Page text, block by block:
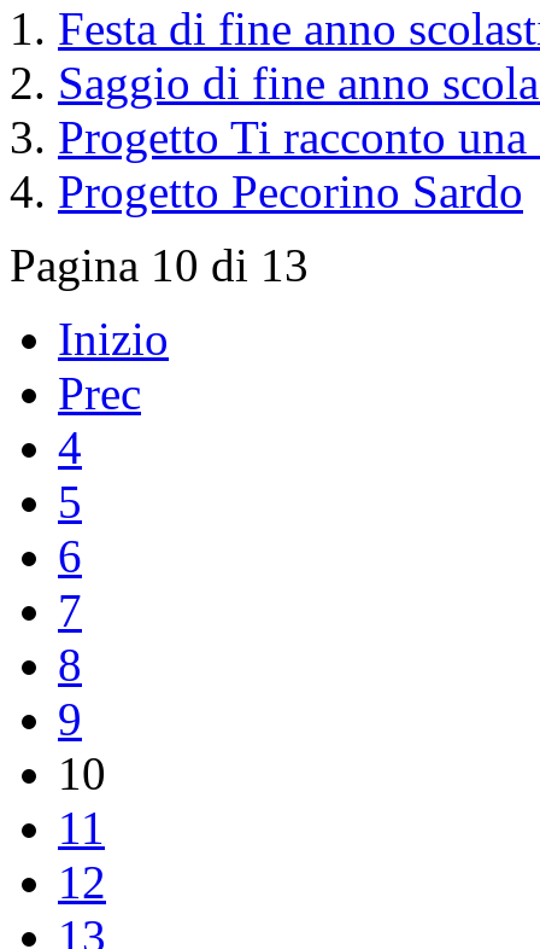
Festa di fine anno
Saggio di fine anno
Progetto Ti racconto
Progetto Pecorino Sardo
Pagina 10 di 13
Inizio
Prec
4
5
6
7
8
9
10
11
12
13